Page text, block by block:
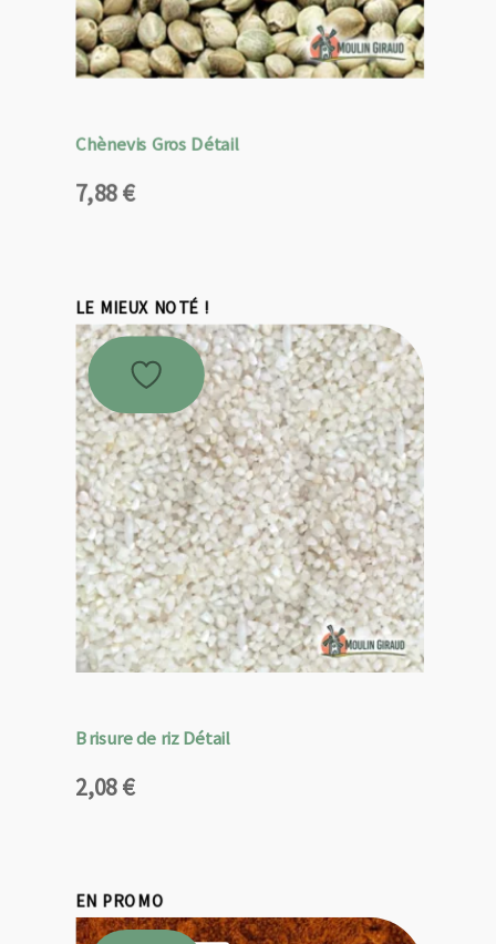
Chènevis Gros Détail
7,88€
LE MIEUX NOTÉ !
Brisure de riz Détail
2,08€
EN PROMO